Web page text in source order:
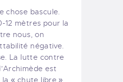
chose bascule.
12 mètres pour la
nous, on
négative.
La lutte contre
est
« chute libre »